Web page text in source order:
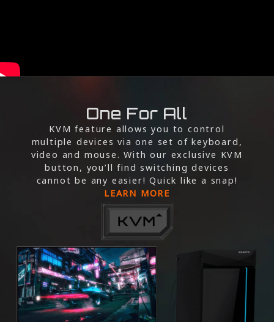
One For All
KVM feature allows you to control
multiple devices via one set of keyboard,
video and mouse. With our exclusive KVM
button, you’ll find switching devices
cannot be any easier! Quick like a snap!
LEARN MORE